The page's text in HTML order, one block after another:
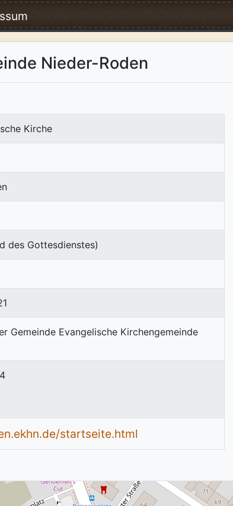
Nieder-Roden
Kirche
des Gottesdienstes)
startseite.html